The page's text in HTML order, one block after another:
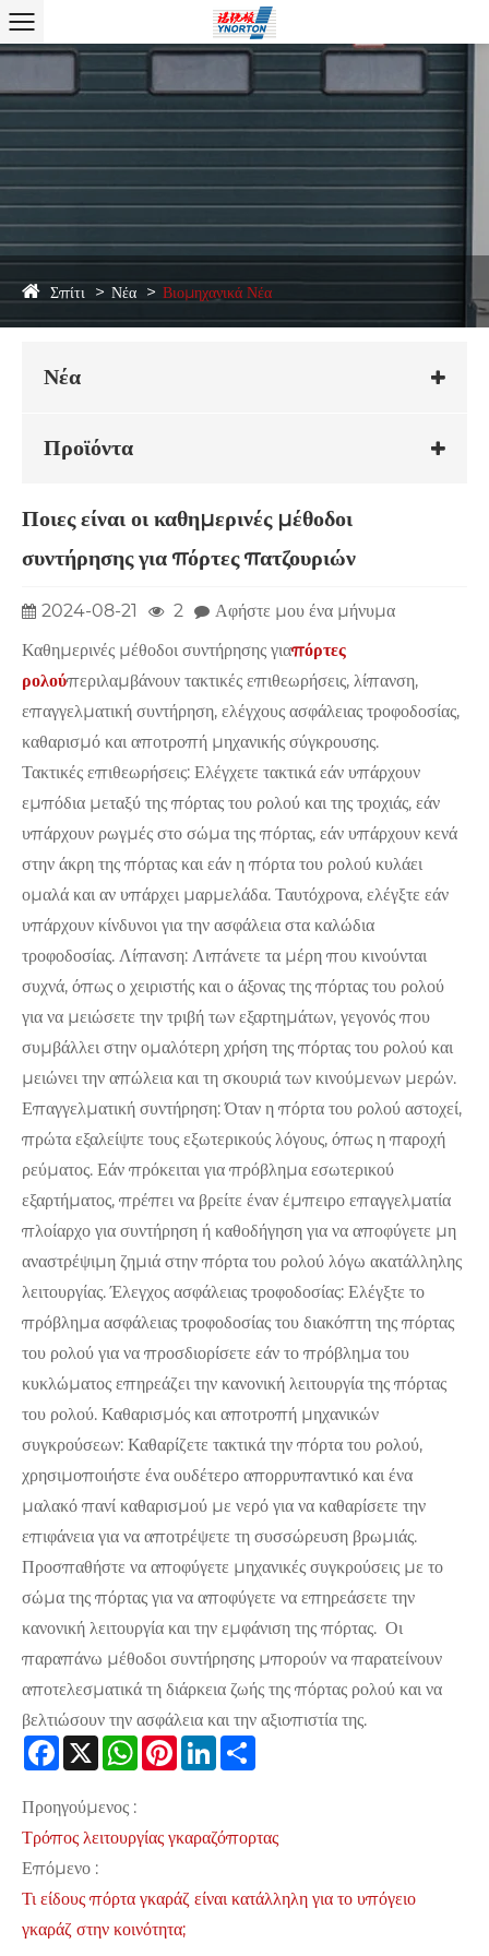
Σπίτι Νέα Βιομηχανικά Νέα
Νέα
Προϊόντα
Ποιες είναι οι καθημερινές μέθοδοι
συντήρησης για πόρτες πατζουριών
2024-08-21 2
Αφήστε μου ένα μήνυμα
Καθημερινές μέθοδοι συντήρησης γιαπόρτες
ρολούπεριλαμβάνουν τακτικές επιθεωρήσεις, λίπανση,
επαγγελματική συντήρηση, ελέγχους ασφάλειας τροφοδοσίας,
καθαρισμό και αποτροπή μηχανικής σύγκρουσης. ‌
Τακτικές επιθεωρήσεις: Ελέγχετε τακτικά εάν υπάρχουν
εμπόδια μεταξύ της πόρτας του ρολού και της τροχιάς, εάν
υπάρχουν ρωγμές στο σώμα της πόρτας, εάν υπάρχουν κενά
στην άκρη της πόρτας και εάν η πόρτα του ρολού κυλάει
ομαλά και αν υπάρχει μαρμελάδα. Ταυτόχρονα, ελέγξτε εάν
υπάρχουν κίνδυνοι για την ασφάλεια στα καλώδια
τροφοδοσίας. Λίπανση: Λιπάνετε τα μέρη που κινούνται
συχνά, όπως ο χειριστής και ο άξονας της πόρτας του ρολού
για να μειώσετε την τριβή των εξαρτημάτων, γεγονός που
συμβάλλει στην ομαλότερη χρήση της πόρτας του ρολού και
μειώνει την απώλεια και τη σκουριά των κινούμενων μερών.
‌Επαγγελματική συντήρηση‌: Όταν η πόρτα του ρολού αστοχεί,
πρώτα εξαλείψτε τους εξωτερικούς λόγους, όπως η παροχή
ρεύματος. Εάν πρόκειται για πρόβλημα εσωτερικού
εξαρτήματος, πρέπει να βρείτε έναν έμπειρο επαγγελματία
πλοίαρχο για συντήρηση ή καθοδήγηση για να αποφύγετε μη
αναστρέψιμη ζημιά στην πόρτα του ρολού λόγω ακατάλληλης
λειτουργίας. Έλεγχος ασφάλειας τροφοδοσίας: Ελέγξτε το
πρόβλημα ασφάλειας τροφοδοσίας του διακόπτη της πόρτας
του ρολού για να προσδιορίσετε εάν το πρόβλημα του
κυκλώματος επηρεάζει την κανονική λειτουργία της πόρτας
του ρολού. Καθαρισμός και αποτροπή μηχανικών
συγκρούσεων: Καθαρίζετε τακτικά την πόρτα του ρολού,
χρησιμοποιήστε ένα ουδέτερο απορρυπαντικό και ένα
μαλακό πανί καθαρισμού με νερό για να καθαρίσετε την
επιφάνεια για να αποτρέψετε τη συσσώρευση βρωμιάς.
Προσπαθήστε να αποφύγετε μηχανικές συγκρούσεις με το
σώμα της πόρτας για να αποφύγετε να επηρεάσετε την
κανονική λειτουργία και την εμφάνιση της πόρτας. ‌ Οι
παραπάνω μέθοδοι συντήρησης μπορούν να παρατείνουν
αποτελεσματικά τη διάρκεια ζωής της πόρτας ρολού και να
βελτιώσουν την ασφάλεια και την αξιοπιστία της.
Facebook
X WhatsApp
PinterestLinkedIn
Προηγούμενος :
Τρόπος λειτουργίας γκαραζόπορτας
Επόμενο :
Τι είδους πόρτα γκαράζ είναι κατάλληλη για το υπόγειο
γκαράζ στην κοινότητα;